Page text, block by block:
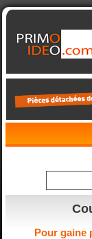
Pour gaine